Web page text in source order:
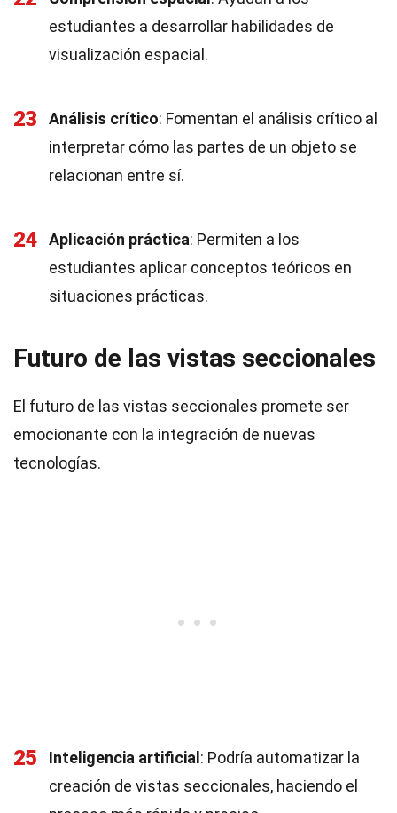
estudiantes a desarrollar habilidades de
visualización espacial.
23 Análisis crítico: Fomentan el análisis crítico al
interpretar cómo las partes de un objeto se
relacionan entre sí.
24 Aplicación práctica: Permiten a los
estudiantes aplicar conceptos teóricos en
situaciones prácticas.
Futuro de las vistas seccionales
El futuro de las vistas seccionales promete ser
emocionante con la integración de nuevas
tecnologías.
25 Inteligencia artificial : Podría automatizar la
creación de vistas seccionales, haciendo el